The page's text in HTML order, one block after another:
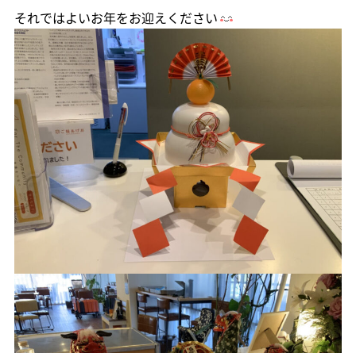
それではよいお年をお迎えください